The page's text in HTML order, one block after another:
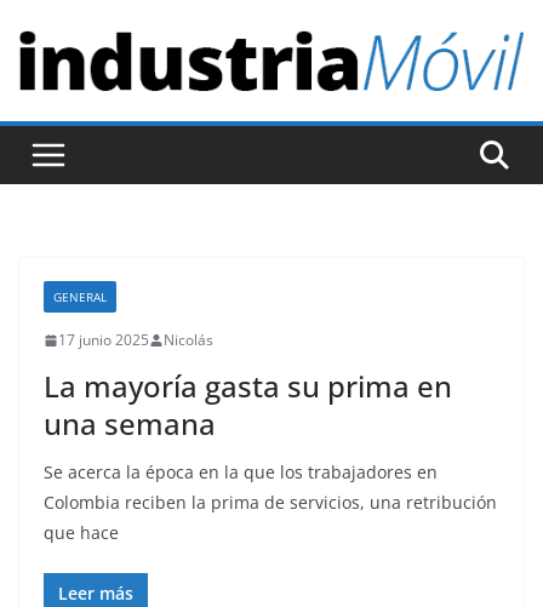
t
r
GENERAL
17 junio 2025 Nicolás
La mayoría gasta su prima en
una semana
Se acerca la época en la que los trabajadores en
Colombia reciben la prima de servicios, una retribución
que hace
Leer más